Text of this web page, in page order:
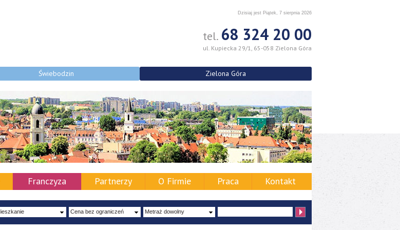
Dzisiaj jest Piątek, 7 sierpnia 2026
tel. 68 324 20 00
ul. Kupiecka 29/1, 65-058 Zielona Góra
Świebodzin Zielona Góra
Franczyza Partnerzy O Firmie Praca Kontakt